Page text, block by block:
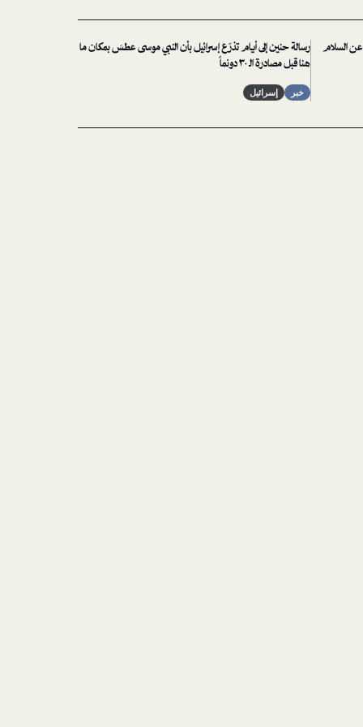
عن السلام
رسالة حنين إلى أيام تذرّع إسرائيل بأن النبي موسى عطسَ بمكان ما
هنا قبل مصادرة الـ ٣٠ دونماً
خبر إسرائيل